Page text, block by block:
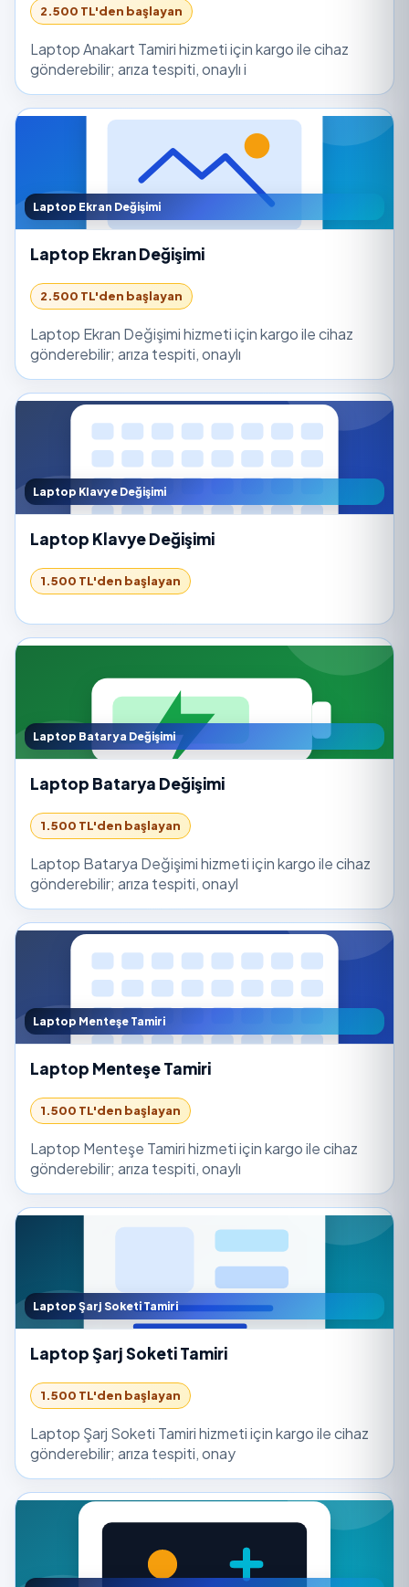
2.500 TL'den başlayan
Laptop Anakart Tamiri hizmeti için kargo ile cihaz
gönderebilir; arıza tespiti, onaylı i
Laptop Ekran Değişimi
Laptop Ekran Değişimi
2.500 TL'den başlayan
Laptop Ekran Değişimi hizmeti için kargo ile cihaz
gönderebilir; arıza tespiti, onaylı
Laptop Klavye Değişimi
Laptop Klavye Değişimi
1.500 TL'den başlayan
Laptop Batarya Değişimi
Laptop Batarya Değişimi
1.500 TL'den başlayan
Laptop Batarya Değişimi hizmeti için kargo ile cihaz
gönderebilir; arıza tespiti, onayl
Laptop Menteşe Tamiri
Laptop Menteşe Tamiri
1.500 TL'den başlayan
Laptop Menteşe Tamiri hizmeti için kargo ile cihaz
gönderebilir; arıza tespiti, onaylı
Laptop Şarj Soketi Tamiri
Laptop Şarj Soketi Tamiri
1.500 TL'den başlayan
Laptop Şarj Soketi Tamiri hizmeti için kargo ile cihaz
gönderebilir; arıza tespiti, onay